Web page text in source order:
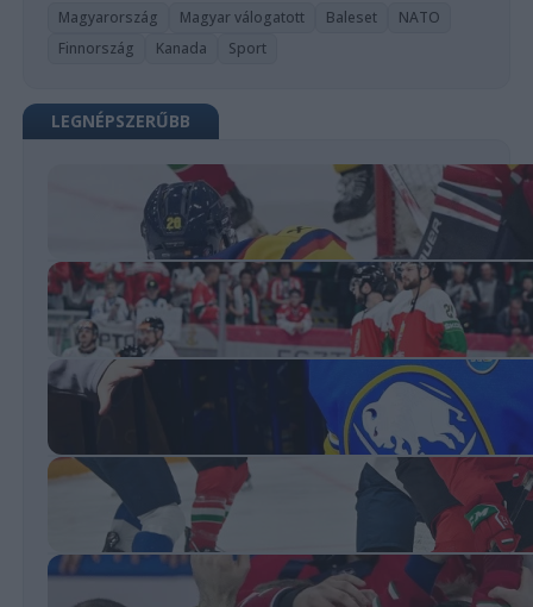
Magyarország Magyar válogatott Baleset
NATO
Finnország
Kanada Sport
LEGNÉPSZERŰBB